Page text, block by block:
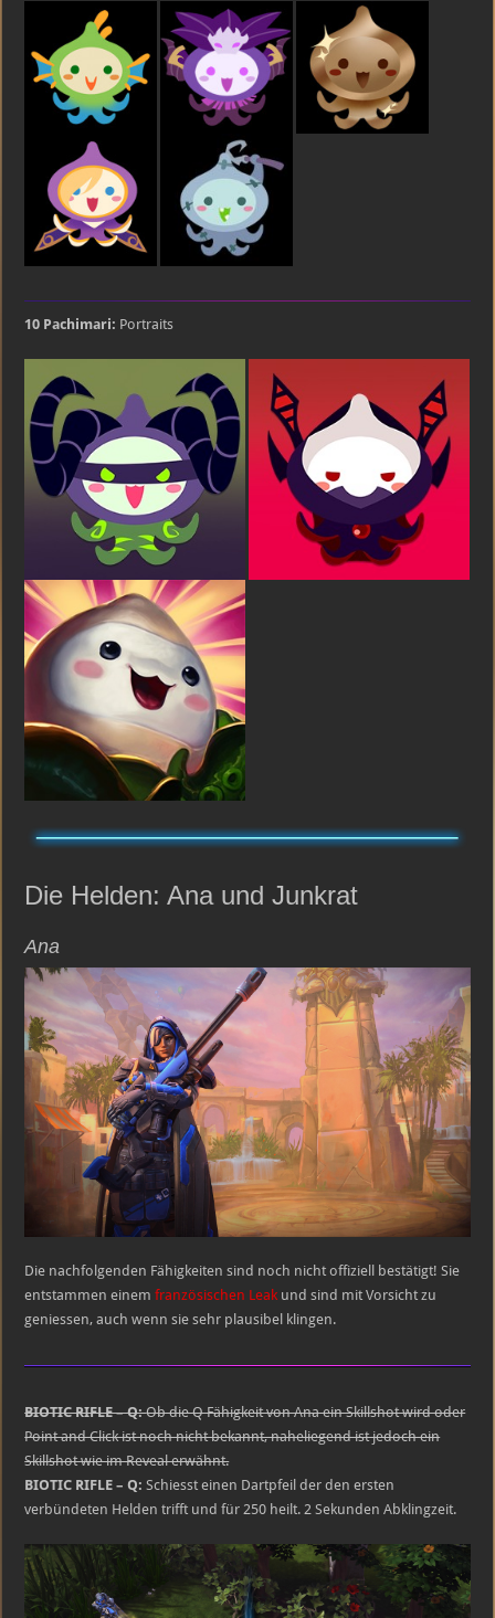
10 Pachimari: Portraits
Die Helden: Ana und Junkrat
Ana
Die nachfolgenden Fähigkeiten sind noch nicht offiziell bestätigt! Sie
entstammen einemfranzösischen Leak und sind mit Vorsicht zu
geniessen, auch wenn sie sehr plausibel klingen.
BIOTIC RIFLE – Q:Ob die Q Fähigkeit von Ana ein Skillshot wird oder
Point and Click ist noch nicht bekannt, naheliegend ist jedoch ein
Skillshot wie im Reveal erwähnt.
BIOTIC RIFLE – Q:Schiesst einen Dartpfeil der den ersten
verbündeten Helden trifft und für 250 heilt. 2 Sekunden Abklingzeit.